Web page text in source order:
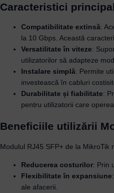
Caracteristici
Compatibilitate extinsă:
la 10 Gbps. Această
Versatilitate în viteze:
utilizatorilor să adapteze
Instalare simplă: Permite
investească în cabluri
Durabilitate și fiabilitate:
pentru utilizatorii care
Beneficiile utilizării
Modulul RJ45 SFP+ de la
Reducerea costurilor: Prin
Flexibilitate în expansiune
ale afacerii.